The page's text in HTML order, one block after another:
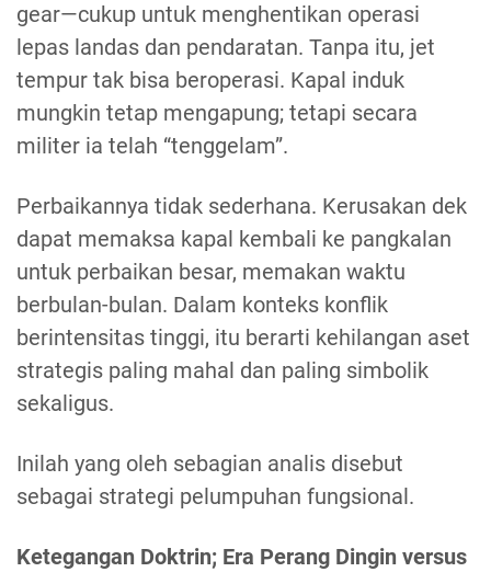
gear—cukup untuk menghentikan operasi
lepas landas dan pendaratan. Tanpa itu, jet
tempur tak bisa beroperasi. Kapal induk
mungkin tetap mengapung; tetapi secara
militer ia telah “tenggelam”.
Perbaikannya tidak sederhana. Kerusakan dek
dapat memaksa kapal kembali ke pangkalan
untuk perbaikan besar, memakan waktu
berbulan-bulan. Dalam konteks konflik
berintensitas tinggi, itu berarti kehilangan aset
strategis paling mahal dan paling simbolik
sekaligus.
Inilah yang oleh sebagian analis disebut
sebagai strategi pelumpuhan fungsional.
Ketegangan Doktrin; Era Perang Dingin versus